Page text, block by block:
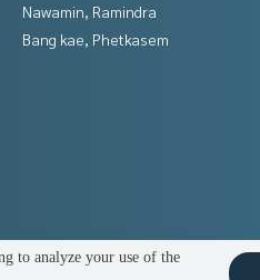
Nawamin, Ramindra
Bang kae, Phetkasem
to analyze your use of the